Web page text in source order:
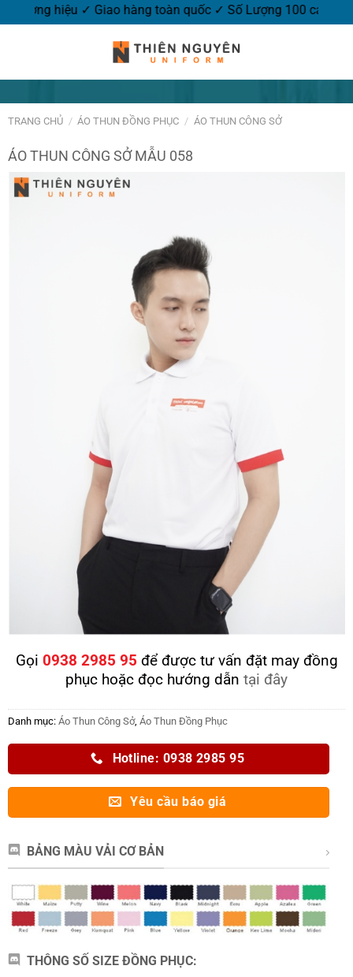
thương hiệu ✓ Giao hàng toàn quốc ✓ Số Lượng 100 cái.
TRANG CHỦ / ÁO THUN ĐỒNG PHỤC / ÁO THUN CÔNG SỞ
ÁO THUN CÔNG SỞ MẪU 058
Gọi 0938 2985 95 để được tư vấn đặt may đồng
phục hoặc đọc hướng dẫn tại đây
Danh mục: Áo Thun Công Sở, Áo Thun Đồng Phục
Hotline: 0938 2985 95
Yêu cầu báo giá
BẢNG MÀU VẢI CƠ BẢN
THÔNG SỐ SIZE ĐỒNG PHỤC: